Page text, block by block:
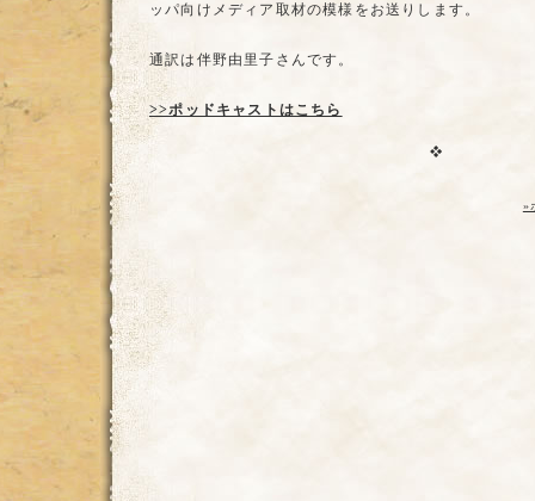
ッパ向けメディア取材の模様をお送りします。
通訳は伴野由里子さんです。
>>ポッドキャストはこちら
»